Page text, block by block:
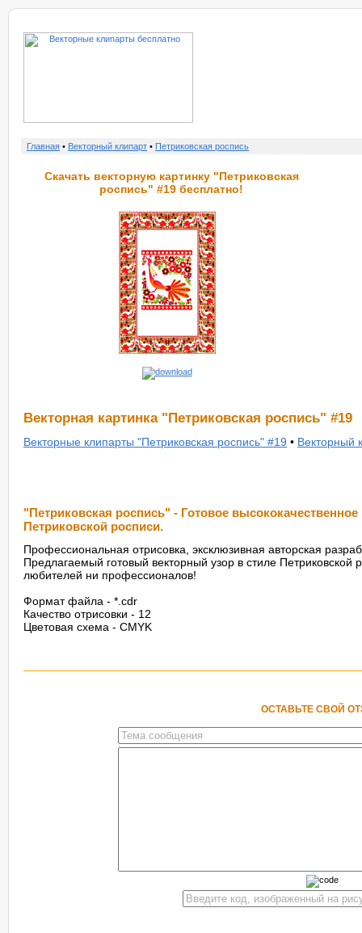
Главная • Векторный клипарт • Петриковская роспись
Скачать векторную картинку "Петриковская
роспись" #19 бесплатно!
Векторная картинка "Петриковская роспись" #19
Векторные клипарты "Петриковская роспись" #19 • Векторный
"Петриковская роспись" - Готовое
Петриковской росписи.
Профессиональная отрисовка, эксклюзивная авторская
Предлагаемый готовый векторный узор в стиле
любителей ни профессионалов!
Формат файла - *.cdr
Качество отрисовки - 12
Цветовая схема - CMYK
ОСТАВЬТЕ СВОЙ